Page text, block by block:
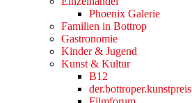
Phoenix Galerie
Familien in Bottrop
Gastronomie
Kinder & Jugend
Kunst & Kultur
B12
der.bottroper.kunstpreis